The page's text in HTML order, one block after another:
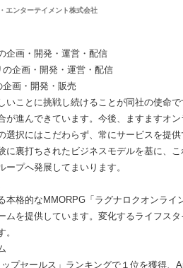
エンターテイメント株式会社
企画・開発・運営・配信
企画・開発・運営・配信
画・開発・販売
いことに挑戦し続けることが同社の使命
が進んできています。今後、ますますオ
選択にはこだわらず、常にサービスを提
に裏打ちされたビジネスモデルを基に、
ープへ発展してまいります。
本格的なMMORPG「ラグナロクオンラ
ムを提供しています。変化するライフス
プセールス」ランキングで１位を獲得、